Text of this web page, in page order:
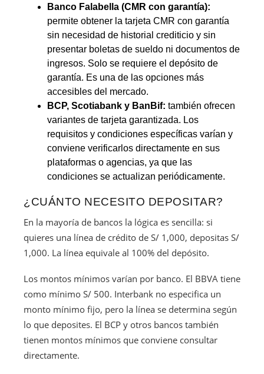
Banco Falabella (CMR con garantía):
permite obtener la tarjeta CMR con garantía
sin necesidad de historial crediticio y sin
presentar boletas de sueldo ni documentos de
ingresos. Solo se requiere el depósito de
garantía. Es una de las opciones más
accesibles del mercado.
BCP, Scotiabank y BanBif: también ofrecen
variantes de tarjeta garantizada. Los
requisitos y condiciones específicas varían y
conviene verificarlos directamente en sus
plataformas o agencias, ya que las
condiciones se actualizan periódicamente.
¿CUÁNTO NECESITO DEPOSITAR?
En la mayoría de bancos la lógica es sencilla: si
quieres una línea de crédito de S/ 1,000, depositas S/
1,000. La línea equivale al 100% del depósito.
Los montos mínimos varían por banco. El BBVA tiene
como mínimo S/ 500. Interbank no especifica un
monto mínimo fijo, pero la línea se determina según
lo que deposites. El BCP y otros bancos también
tienen montos mínimos que conviene consultar
directamente.